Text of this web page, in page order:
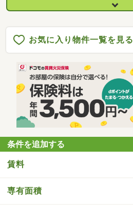
お気に入り物件一覧を見る
条件を追加する
賃料
専有面積